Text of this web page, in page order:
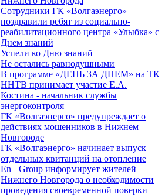
Сотрудники ГК «Волгаэнерго»
поздравили ребят из социально-
реабилитационного центра «Улыбка» с
Днем знаний
Успели ко Дню знаний
Не остались равнодушными
В программе «ДЕНЬ ЗА ДНЕМ» на ТК
ННТВ принимает участие Е.А.
Костина - начальник службы
энергоконтроля
ГК «Волгаэнерго» предупреждает о
действиях мошенников в Нижнем
Новгороде
ГК «Волгаэнерго» начинает выпуск
отдельных квитанций на отопление
En+ Group информирует жителей
Нижнего Новгорода о необходимости
проведения своевременной поверки